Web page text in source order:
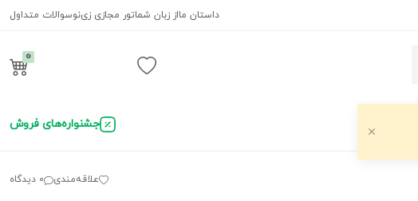
سوالات متداولتور مجازی زی‌نواز زبان شماداستان ما
0
جشنواره‌های فروش
علاقه‌مندی 0 دیدگاه